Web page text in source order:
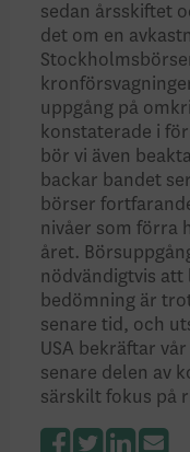
sedan årsskiftet
det om en
uppgång på
konstaterade i
bör vi även
backar bandet
börser
nivåer som förra
året.
nödvändigtvis att
bedömning är
senare tid, och
USA bekräftar
senare delen av
särskilt fokus på